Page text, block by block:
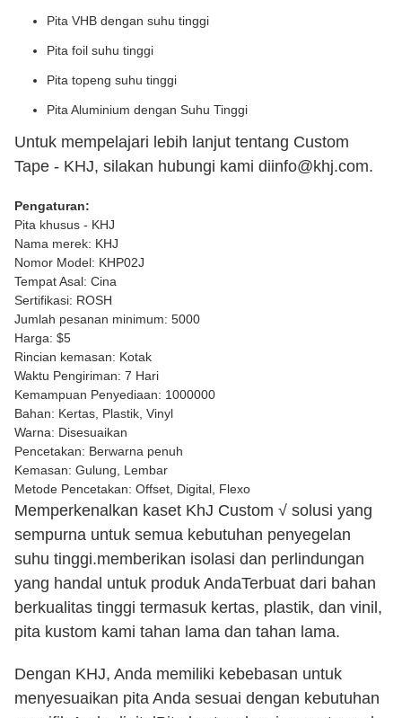
Pita VHB dengan suhu tinggi
Pita foil suhu tinggi
Pita topeng suhu tinggi
Pita Aluminium dengan Suhu Tinggi
Untuk mempelajari lebih lanjut tentang Custom
Tape - KHJ, silakan hubungi kami diinfo@khj.com.
Pengaturan:
Pita khusus - KHJ
Nama merek: KHJ
Nomor Model: KHP02J
Tempat Asal: Cina
Sertifikasi: ROSH
Jumlah pesanan minimum: 5000
Harga: $5
Rincian kemasan: Kotak
Waktu Pengiriman: 7 Hari
Kemampuan Penyediaan: 1000000
Bahan: Kertas, Plastik, Vinyl
Warna: Disesuaikan
Pencetakan: Berwarna penuh
Kemasan: Gulung, Lembar
Metode Pencetakan: Offset, Digital, Flexo
Memperkenalkan kaset KhJ Custom √ solusi yang
sempurna untuk semua kebutuhan penyegelan
suhu tinggi.memberikan isolasi dan perlindungan
yang handal untuk produk AndaTerbuat dari bahan
berkualitas tinggi termasuk kertas, plastik, dan vinil,
pita kustom kami tahan lama dan tahan lama.
Dengan KHJ, Anda memiliki kebebasan untuk
menyesuaikan pita Anda sesuai dengan kebutuhan